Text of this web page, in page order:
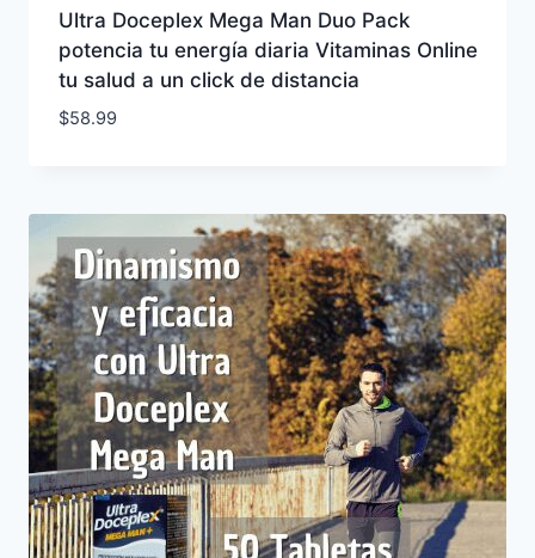
Ultra Doceplex Mega Man Duo Pack
potencia tu energía diaria Vitaminas Online
tu salud a un click de distancia
$58.99